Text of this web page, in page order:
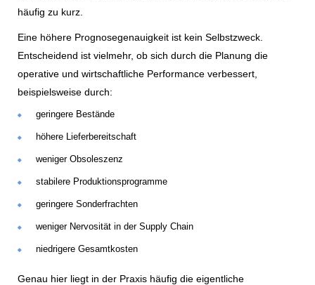
häufig zu kurz.
Eine höhere Prognosegenauigkeit ist kein Selbstzweck.
Entscheidend ist vielmehr, ob sich durch die Planung die
operative und wirtschaftliche Performance verbessert,
beispielsweise durch:
geringere Bestände
höhere Lieferbereitschaft
weniger Obsoleszenz
stabilere Produktionsprogramme
geringere Sonderfrachten
weniger Nervosität in der Supply Chain
niedrigere Gesamtkosten
Genau hier liegt in der Praxis häufig die eigentliche